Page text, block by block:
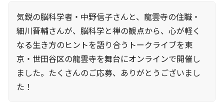
気鋭の脳科学者・中野信子さんと、龍雲寺の住職・
細川晋輔さんが、脳科学と禅の観点から、心が軽く
なる生き方のヒントを語り合うトークライブを東
京・世田谷区の龍雲寺を舞台にオンラインで開催し
ました。たくさんのご応募、ありがとうございまし
た！